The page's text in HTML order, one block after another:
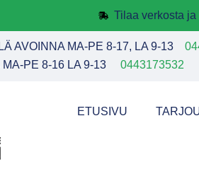
Tilaa verkosta
AVOINNA MA-PE 8-17, LA 9-13
PE 8-16 LA 9-13
0443173532
ETUSIVU